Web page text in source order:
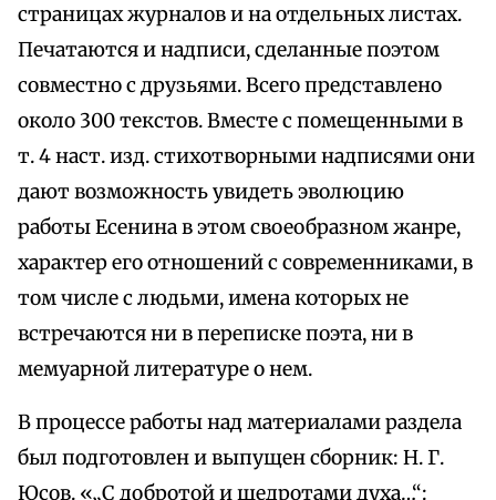
страницах журналов и на отдельных листах.
Печатаются и надписи, сделанные поэтом
совместно с друзьями. Всего представлено
около 300 текстов. Вместе с помещенными в
т. 4 наст. изд. стихотворными надписями они
дают возможность увидеть эволюцию
работы Есенина в этом своеобразном жанре,
характер его отношений с современниками, в
том числе с людьми, имена которых не
встречаются ни в переписке поэта, ни в
мемуарной литературе о нем.
В процессе работы над материалами раздела
был подготовлен и выпущен сборник: Н. Г.
Юсов. «„С добротой и щедротами духа…“: